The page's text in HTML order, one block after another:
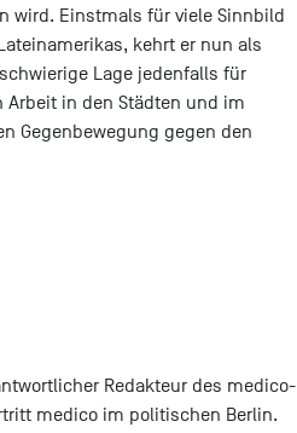
wird. Einstmals für viele Sinnbild
kehrt er nun als
Lage jedenfalls für
in den Städten und im
Gegenbewegung gegen den
Redakteur des medico-
medico im politischen Berlin.